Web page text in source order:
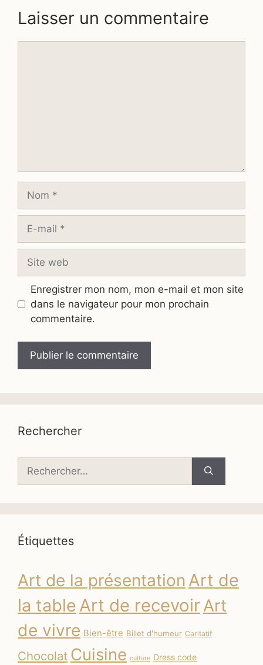
Laisser un commentaire
Nom
Site
Enregistrer mon nom, mon e-mail et mon site
dans le navigateur pour mon prochain
commentaire.
Rechercher
Étiquettes
Art de la présentation Art de
la table Art de recevoirArt
de vivre Bien-être Billet d'humeur Caritatif
Chocolat Cuisine culture Dress code